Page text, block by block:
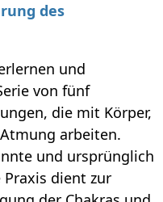
des
und
von fünf
die mit Körper,
arbeiten.
und ursprünglich
dient zur